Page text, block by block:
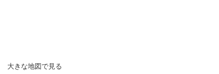
大きな地図で見る